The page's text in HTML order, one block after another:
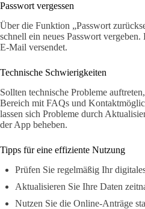
Passwort vergessen
Über die Funktion „Passwort
schnell ein neues Passwort
E-Mail versendet.
Technische Schwierigkeiten
Sollten technische Probleme
Bereich mit FAQs und
lassen sich Probleme durch
der App beheben.
Tipps für eine effiziente Nutzung
Prüfen Sie regelmäßig Ihr
Aktualisieren Sie Ihre Daten
Nutzen Sie die Online-Anträge